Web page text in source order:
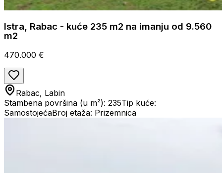
Istra, Rabac - kuće 235 m2 na imanju od 9.560
m2
470.000 €
Rabac, Labin
Stambena površina (u m²): 235Tip kuće:
SamostojećaBroj etaža: Prizemnica